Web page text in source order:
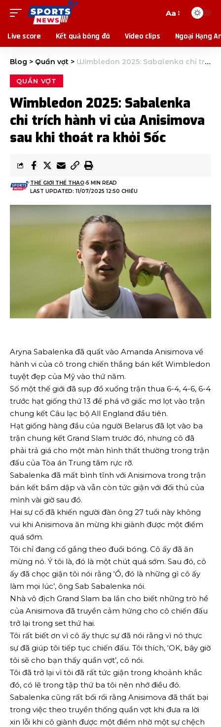
Aa
Live score Kết quả bóng đá Video clips Ngoại Hạng
Blog > Quần vợt > Wimbledon 2025: Sabalenka chỉ trích hành vi của Anisimova sau khi thoát ra khỏi Sốc
QUẦN VỢT
Wimbledon 2025: Sabalenka
chỉ trích hành vi của Anisimova
sau khi thoát ra khỏi Sốc
LAST UPDATED: 11/07/2025 12:50 CHIỀU
THẾ GIỚI THỂ THAO 5 MIN READ
Aryna Sabalenka đã quất vào Amanda Anisimova về
hành vi của cô trong chiến thắng bán kết Wimbledon
tuyệt đẹp của Mỹ vào thứ năm.
Số một thế giới đã sụp đổ xuống trận thua 6-4, 4-6, 6-4
trước hạt giống thứ 13 để phá vỡ giấc mơ lọt vào trận
chung kết Câu lạc bộ All England đầu tiên.
Hạt giống hàng đầu của người Belarus đã lọt vào ba
trận chung kết Grand Slam trước đó, nhưng cô đã
phải trả giá cho một màn hình thất thường trong trận
đấu của Tòa án Trung tâm rực rỡ.
Sabalenka đã mất bình tĩnh với Anisimova trong trận
bán kết bầm dập và vẫn còn tức giận với đối thủ của
mình vài giờ sau đó.
Hai sự cố đã khiến người đàn ông 27 tuổi này không
vui khi Anisimova ăn mừng khi giành được một điểm
quá sớm.
Tôi chỉ đang cố gắng theo đuổi bóng. Cô ấy đã ăn
mừng nó. Ý tôi là, đó là một chút quá sớm. Sau đó, cô
ấy đã chọc giận tôi nói rằng ‘Ồ, đó là những gì cô ấy
làm mọi lúc’, ông Sab Sabalenka nói.
Nhà vô địch Grand Slam ba lần cho biết những trò hề
của Anisimova đã truyền cảm hứng cho cô chiến đấu
trở lại trong set thứ hai.
Tôi rất biết ơn vì cô ấy thực sự đã nói rằng vì nó thực
sự đã giúp tôi tiếp tục chiến đấu. Tôi thích, ‘OK, bây giờ
tôi sẽ cho bạn thấy quần vợt’, cô nói.
Tôi đã trở lại vì tôi đã rất tức giận trong khoảnh khắc
đó, có lẽ trong tập thứ ba tôi nên nhớ điều đó.
Sabalenka cũng rất bối rối rằng Anisimova đã thất bại
trong việc theo truyền thống quần vợt khi đưa ra lời
xin lỗi khi cô giành được một điểm nhờ một sự chệch